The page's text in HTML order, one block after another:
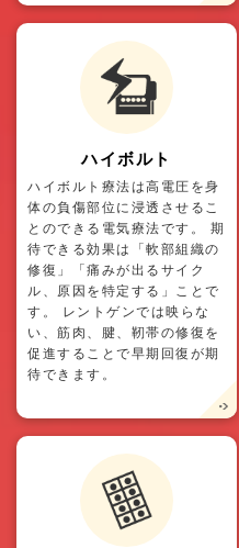
ハイボルト
ハイボルト療法は高電圧を身
体の負傷部位に浸透させるこ
とのできる電気療法です。 期
待できる効果は「軟部組織の
修復」「痛みが出るサイク
ル、原因を特定する」ことで
す。 レントゲンでは映らな
い、筋肉、腱、靭帯の修復を
促進することで早期回復が期
待できます。